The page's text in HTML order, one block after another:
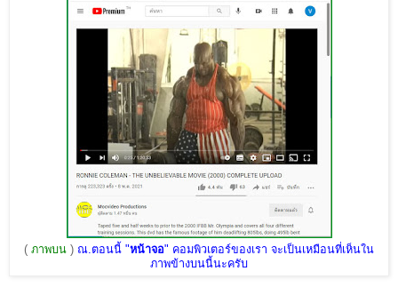
( ภาพบน ) ณ.ตอนนี้ "หน้าจอ" คอมพิวเตอร์ของเรา จะเป็นเหมือนที่เห็นใน
ภาพข้างบนนี้นะครับ